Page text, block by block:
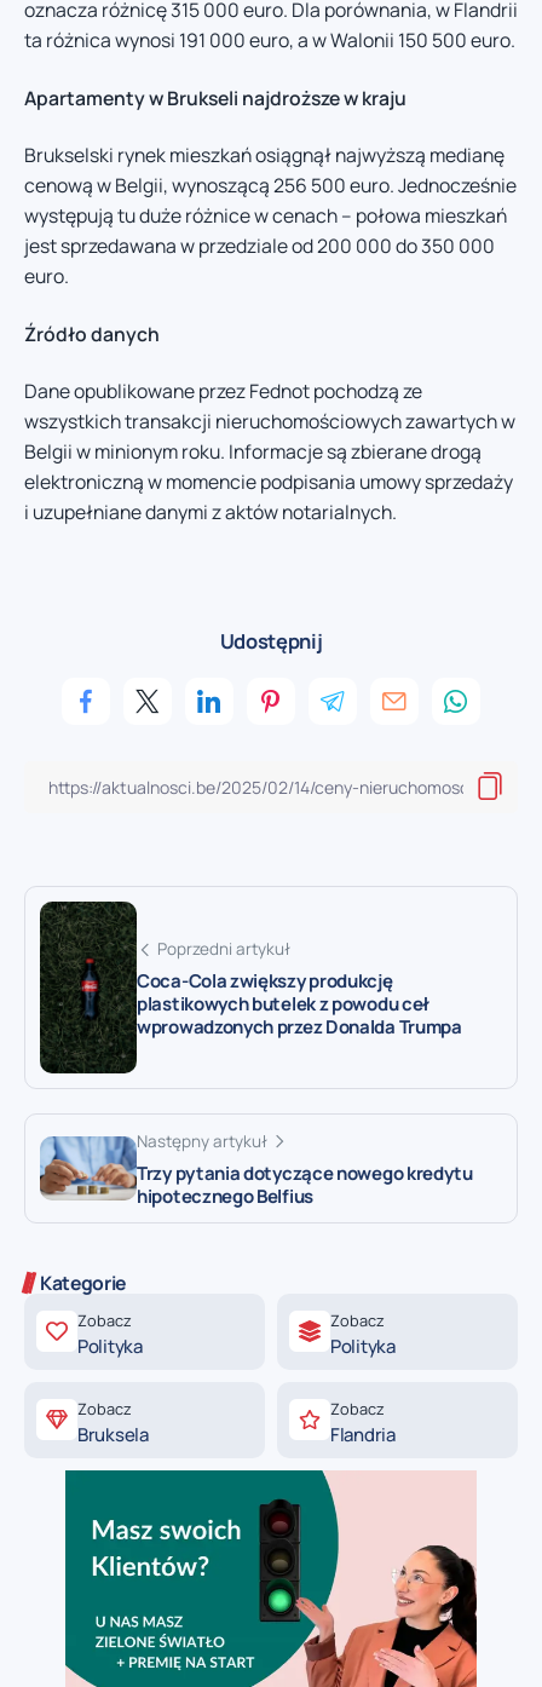
oznacza różnicę 315 000 euro. Dla porównania, w Flandrii
ta różnica wynosi 191 000 euro, a w Walonii 150 500 euro.
Apartamenty w Brukseli najdroższe w kraju
Brukselski rynek mieszkań osiągnął najwyższą medianę
cenową w Belgii, wynoszącą 256 500 euro. Jednocześnie
występują tu duże różnice w cenach – połowa mieszkań
jest sprzedawana w przedziale od 200 000 do 350 000
euro.
Źródło danych
Dane opublikowane przez Fednot pochodzą ze
wszystkich transakcji nieruchomościowych zawartych w
Belgii w minionym roku. Informacje są zbierane drogą
elektroniczną w momencie podpisania umowy sprzedaży
i uzupełniane danymi z aktów notarialnych.
Udostępnij
Poprzedni artykuł
Coca-Cola zwiększy produkcję
plastikowych butelek z powodu ceł
wprowadzonych przez Donalda Trumpa
Następny artykuł
Trzy pytania dotyczące nowego kredytu
hipotecznego Belfius
Kategorie
Zobacz
Polityka
Zobacz
Polityka
Zobacz
Bruksela
Zobacz
Flandria